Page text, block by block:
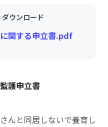
ウンロード
関する申立書.pdf
護申立書
んと同居しないで養育し